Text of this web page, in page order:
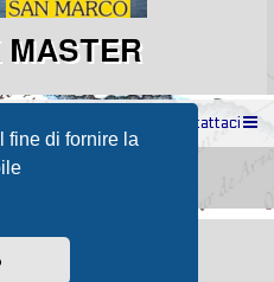
fine di fornire la
Contattaci
Software © phpBB Limited
created by